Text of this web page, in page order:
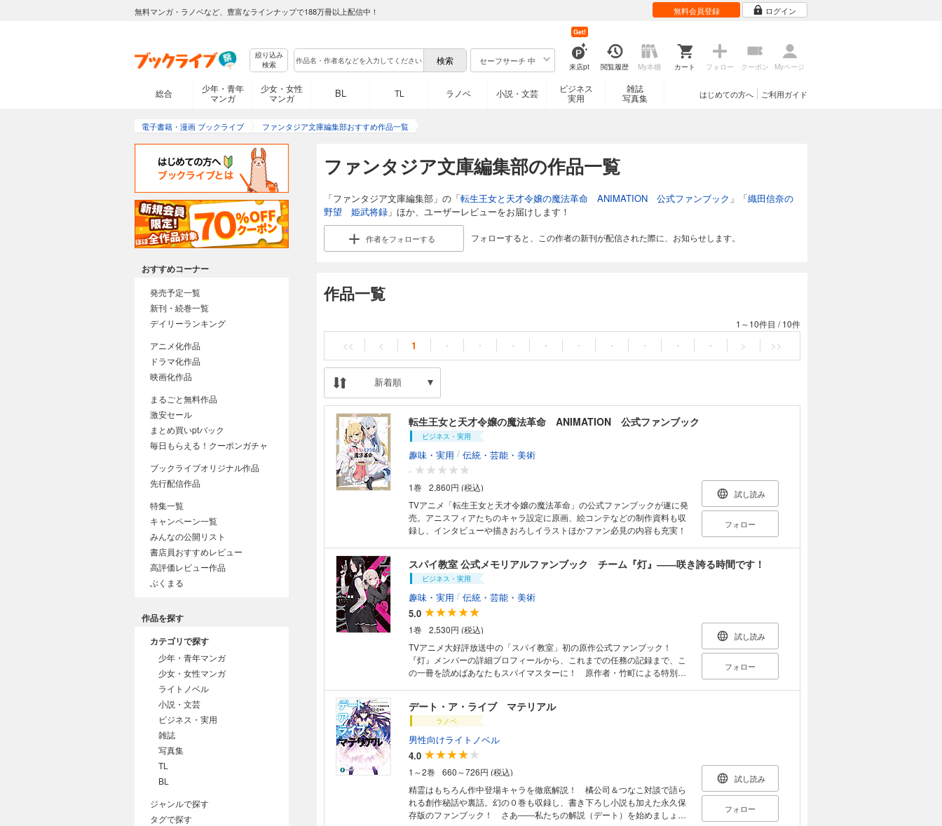
無料マンガ・ラノベなど、豊富なラインナップで188万冊以上配信中！ 無料会員登録 ログイン
絞り込み
検索
セーフサーチ 中
来店pt
Get!
閲覧履歴 My本棚 カート フォロー クーポン Myページ
総合
少年・青年
マンガ
少女・女性
マンガ
BL TL ラノベ 小説・文芸
ビジネス
実用
雑誌
写真集
ご利用ガイド
はじめての方へ
電子書籍・漫画 ブックライブ ファンタジア文庫編集部おすすめ作品一覧
ファンタジア文庫編集部の作品一覧
「ファンタジア文庫編集部」の「転生王女と天才令嬢の魔法革命 ANIMATION 公式ファンブック 」「織田信奈の
野望 姫武将録 」ほか、ユーザーレビューをお届けします！
作者をフォローする フォローすると、この作者の新刊が配信された際に、お知らせします。
作品一覧
1～10件目 /10件
<< < 1 ・ ・ ・ ・ ・ ・ ・ ・ ・ > >>
新着順
転生王女と天才令嬢の魔法革命 ANIMATION 公式ファンブック
ビジネス・実用
趣味・実用 / 伝統・芸能・美術
-
1巻
2,860円 (税込)
TVアニメ「転生王女と天才令嬢の魔法革命」の公式ファンブックが遂に発
売。アニスフィアたちのキャラ設定に原画、絵コンテなどの制作資料も収
録し、インタビューや描きおろしイラストほかファン必見の内容も充実！
試し読み
フォロー
スパイ教室 公式メモリアルファンブック チーム『灯』――咲き誇る時間です！
ビジネス・実用
趣味・実用 / 伝統・芸能・美術
5.0
1巻
2,530円 (税込)
TVアニメ大好評放送中の「スパイ教室」初の原作公式ファンブック！
『灯』メンバーの詳細プロフィールから、これまでの任務の記録まで、こ
の一冊を読めばあなたもスパイマスターに！ 原作者・竹町による特別SS
試し読み
フォロー
デート・ア・ライブ マテリアル
ラノベ
男性向けライトノベル
4.0
1～2巻
660～726円 (税込)
精霊はもちろん作中登場キャラを徹底解説！ 橘公司＆つなこ対談で語ら
れる創作秘話や裏話。幻の０巻も収録し、書き下ろし小説も加えた永久保
存版のファンブック！ さあ――私たちの解説（デート）を始めましょ
試し読み
フォロー
おすすめコーナー
発売予定一覧
新刊・続巻一覧
デイリーランキング
アニメ化作品
ドラマ化作品
映画化作品
まるごと無料作品
激安セール
まとめ買いptバック
毎日もらえる！クーポンガチャ
ブックライブオリジナル作品
先行配信作品
特集一覧
キャンペーン一覧
みんなの公開リスト
書店員おすすめレビュー
高評価レビュー作品
ぶくまる
作品を探す
カテゴリで探す
少年・青年マンガ
少女・女性マンガ
ライトノベル
小説・文芸
ビジネス・実用
雑誌
写真集
TL
BL
ジャンルで探す
タグで探す